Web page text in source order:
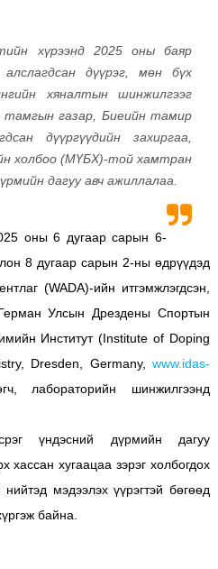
хүрээнд 2025 оны баяр
дүүрэг, мөн бүх
хяналтын шинжилгээг
тамгын газар, Биеийн тамир
дүүргүүдийн захиргаа,
холбоо (МҮБХ)-той хамтран
дагуу авч ажиллалаа.
оны 6 дугаар сарын 6-
8 дугаар сарын 2-ны өдрүүдэд
(WADA)-ийн итгэмжлэгдсэн,
Улсын Дрездены Спортын
Институт (Institute of Doping
Dresden, Germany,www.idas-
лабораторийн шинжилгээнд
үндэсний дүрмийн дагуу
хассан хугаацаа зэрэг холбогдох
мэдээлэх үүрэгтэй бөгөөд
байна.